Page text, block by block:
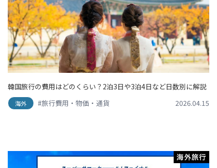
韓国旅行の費用はどのくらい？2泊3日や3泊4日など日数別に解説
海外 #旅行費用・物価・通貨 2026.04.15